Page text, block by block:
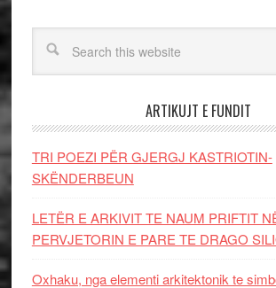
ARTIKUJT E FUNDIT
TRI POEZI PËR GJERGJ KASTRIOTIN-
SKËNDERBEUN
LETËR E ARKIVIT TE NAUM PRIFTIT
PERVJETORIN E PARE TE DRAGO
Oxhaku, nga elementi arkitektonik te